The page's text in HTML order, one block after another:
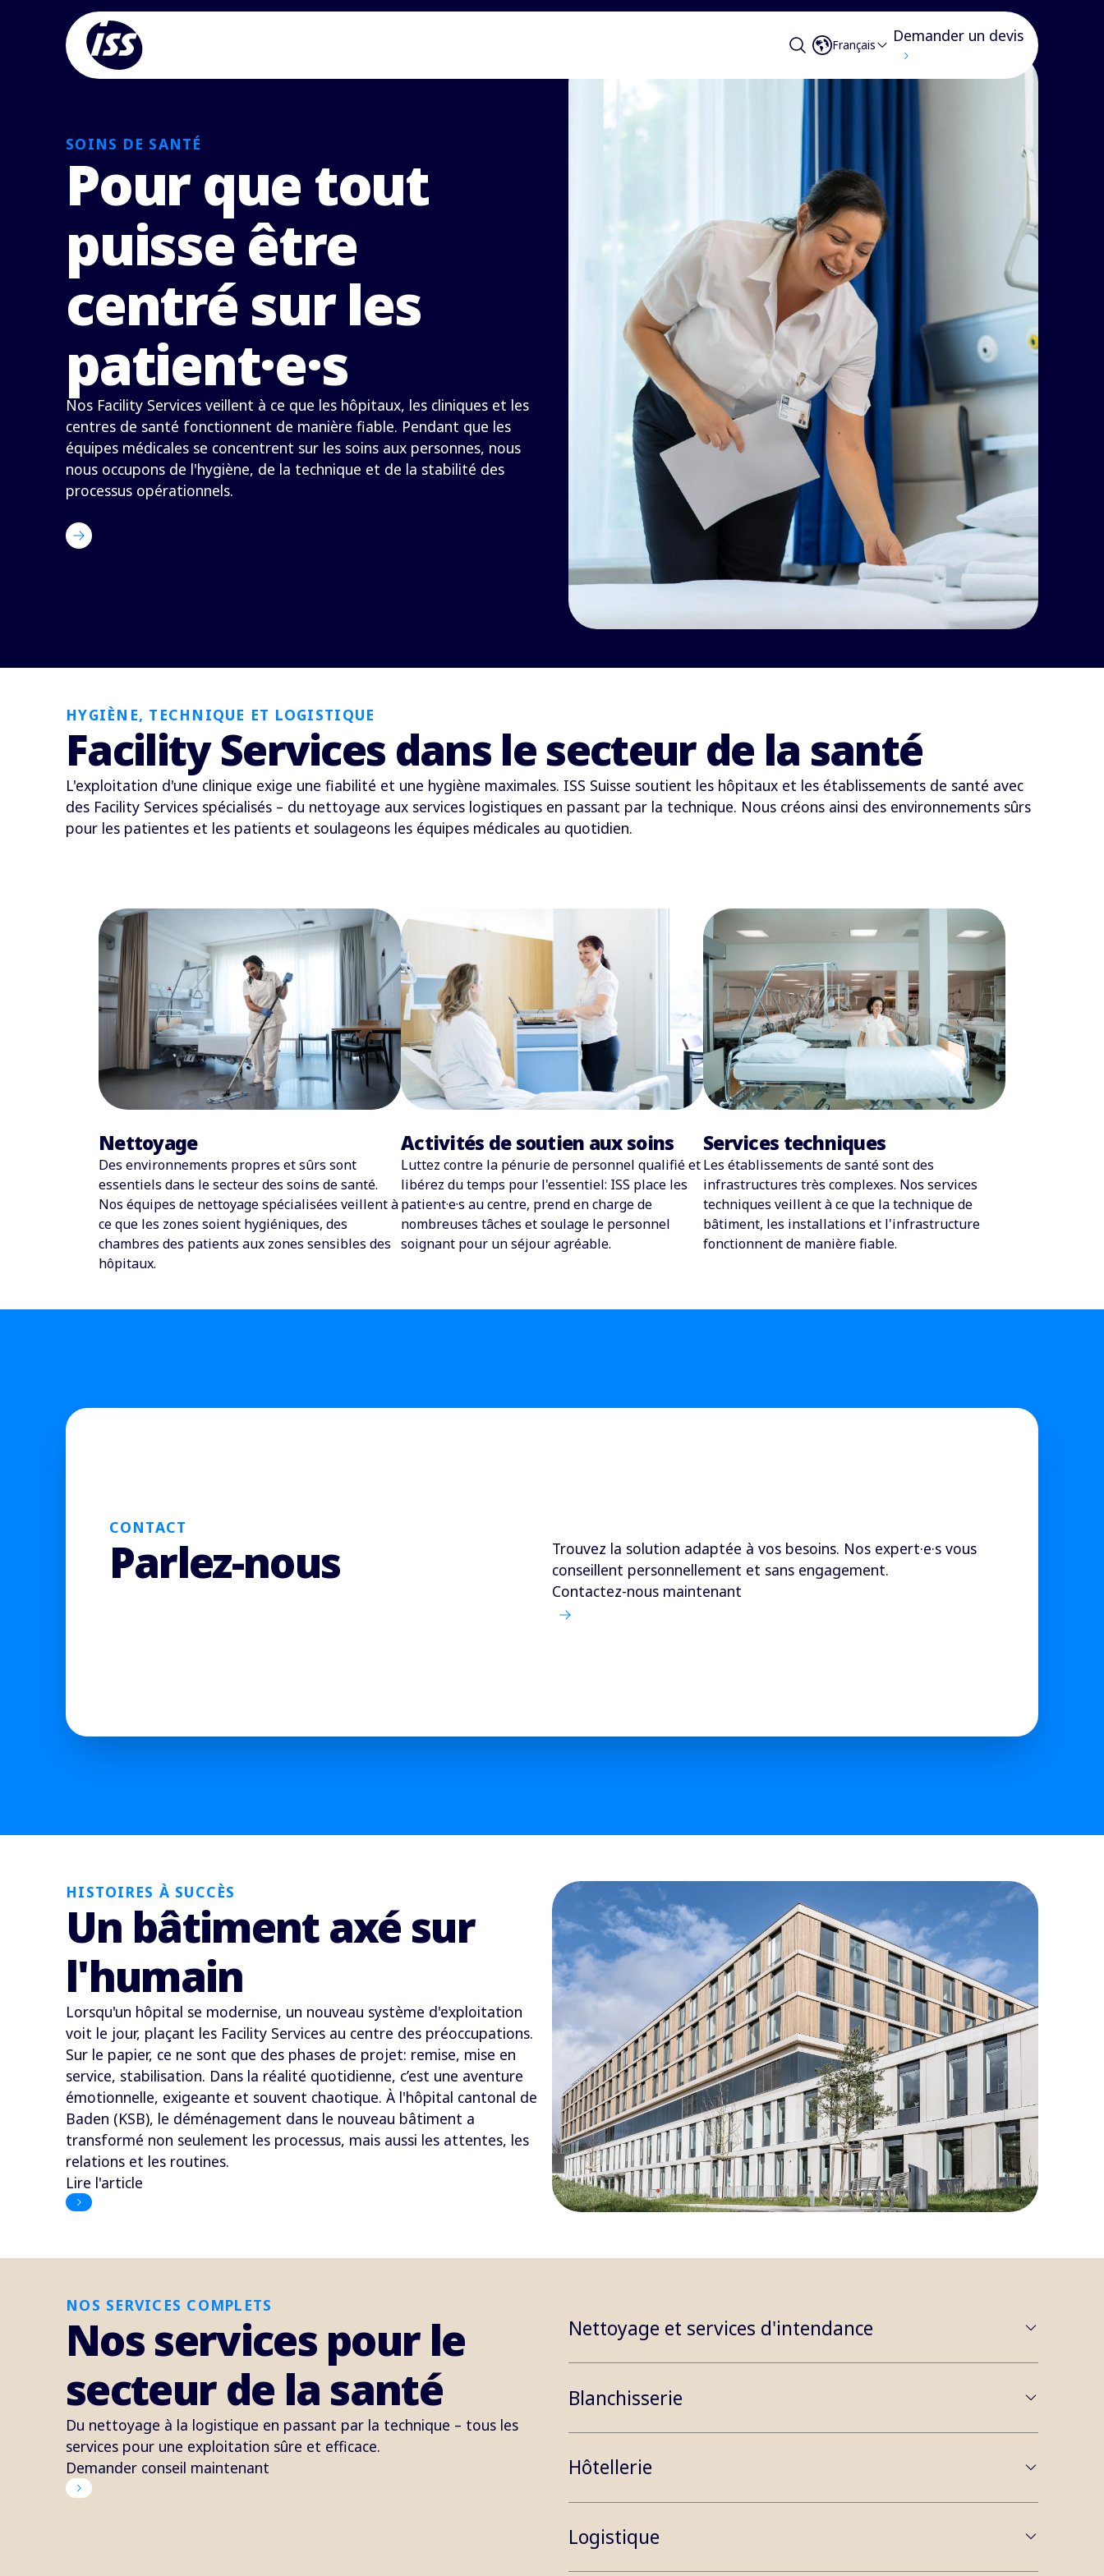
Français Demander un devis
SOINS DE SANTÉ
Pour que tout
puisse être
centré sur les
patient·e·s
Nos Facility Services veillent à ce que les hôpitaux, les cliniques et les
centres de santé fonctionnent de manière fiable. Pendant que les
équipes médicales se concentrent sur les soins aux personnes, nous
nous occupons de l'hygiène, de la technique et de la stabilité des
processus opérationnels.
HYGIÈNE, TECHNIQUE ET LOGISTIQUE
Facility Services dans le secteur de la santé
L'exploitation d'une clinique exige une fiabilité et une hygiène maximales. ISS Suisse soutient les hôpitaux et les établissements de santé avec
des Facility Services spécialisés – du nettoyage aux services logistiques en passant par la technique. Nous créons ainsi des environnements sûrs
pour les patientes et les patients et soulageons les équipes médicales au quotidien.
Nettoyage
Des environnements propres et sûrs sont
essentiels dans le secteur des soins de santé.
Nos équipes de nettoyage spécialisées veillent à
ce que les zones soient hygiéniques, des
chambres des patients aux zones sensibles des
hôpitaux.
Activités de soutien aux soins
Luttez contre la pénurie de personnel qualifié et
libérez du temps pour l'essentiel: ISS place les
patient·e·s au centre, prend en charge de
nombreuses tâches et soulage le personnel
soignant pour un séjour agréable.
Services techniques
Les établissements de santé sont des
infrastructures très complexes. Nos services
techniques veillent à ce que la technique de
bâtiment, les installations et l'infrastructure
fonctionnent de manière fiable.
CONTACT
Parlez-nous
Trouvez la solution adaptée à vos besoins. Nos expert·e·s vous
conseillent personnellement et sans engagement.
Contactez-nous maintenant
HISTOIRES À SUCCÈS
Un bâtiment axé sur
l'humain
Lorsqu'un hôpital se modernise, un nouveau système d'exploitation
voit le jour, plaçant les Facility Services au centre des préoccupations.
Sur le papier, ce ne sont que des phases de projet: remise, mise en
service, stabilisation. Dans la réalité quotidienne, c’est une aventure
émotionnelle, exigeante et souvent chaotique. À l'hôpital cantonal de
Baden (KSB), le déménagement dans le nouveau bâtiment a
transformé non seulement les processus, mais aussi les attentes, les
relations et les routines.
Lire l'article
NOS SERVICES COMPLETS
Nos services pour le
secteur de la santé
Du nettoyage à la logistique en passant par la technique – tous les
services pour une exploitation sûre et efficace.
Demander conseil maintenant
Nettoyage et services d'intendance
Blanchisserie
Hôtellerie
Logistique